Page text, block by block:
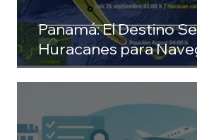
Panamá: El Destino
Huracanes para